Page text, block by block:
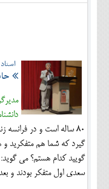
80 ساله است و در
گیرد که شما هم متفکرید و
گویید کدام هستم؟ می
سعدی اول متفکر بودند و